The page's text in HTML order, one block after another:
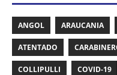
ANGOL ARAUCANIA
ATENTADO
COLLIPULLI COVID-19